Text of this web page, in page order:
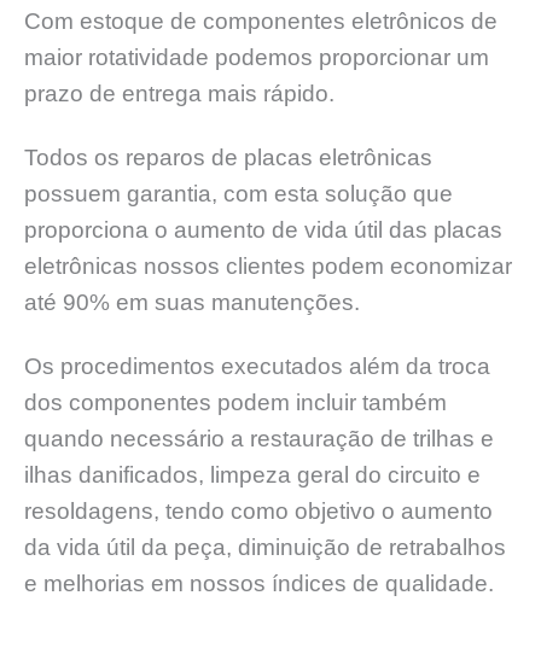
Com estoque de componentes eletrônicos de
maior rotatividade podemos proporcionar um
prazo de entrega mais rápido.
Todos os reparos de placas eletrônicas
possuem garantia, com esta solução que
proporciona o aumento de vida útil das placas
eletrônicas nossos clientes podem economizar
até 90% em suas manutenções.
Os procedimentos executados além da troca
dos componentes podem incluir também
quando necessário a restauração de trilhas e
ilhas danificados, limpeza geral do circuito e
resoldagens, tendo como objetivo o aumento
da vida útil da peça, diminuição de retrabalhos
e melhorias em nossos índices de qualidade.